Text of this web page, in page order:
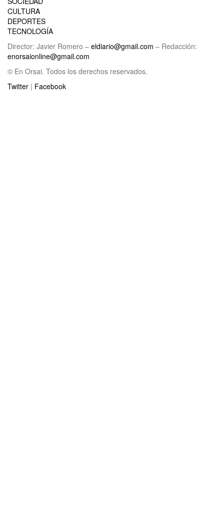
CULTURA
DEPORTES
TECNOLOGÍA
Director: Javier Romero – eldiario@gmail.com – Redacción:
enorsaionline@gmail.com
© En Orsai. Todos los derechos reservados.
Twitter | Facebook